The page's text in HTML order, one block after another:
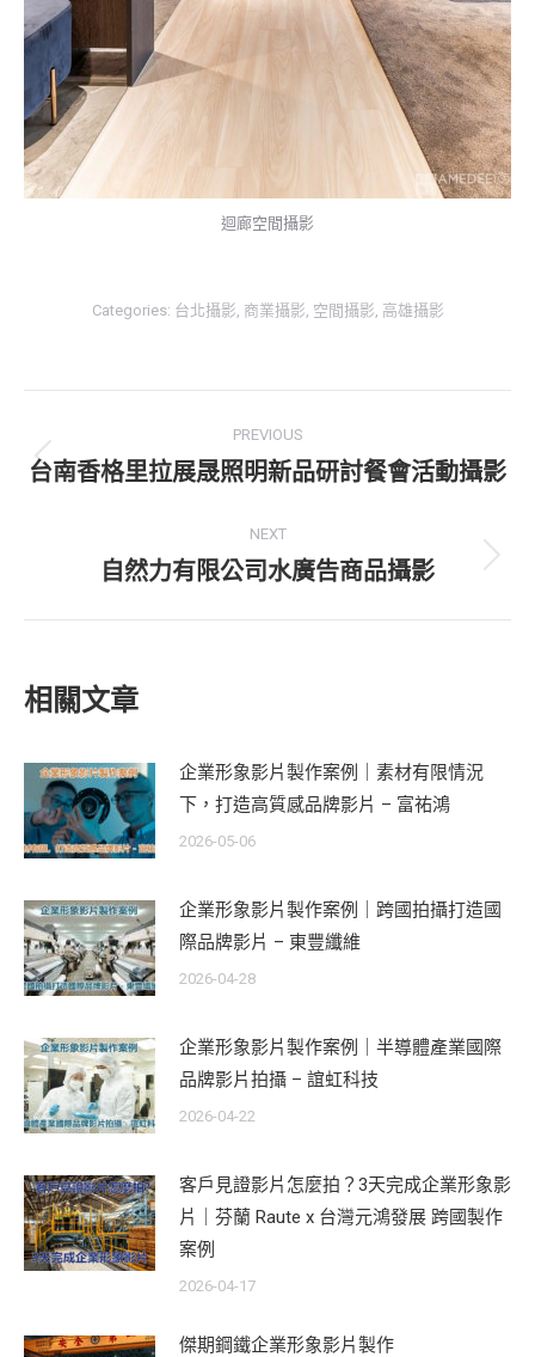
迴廊空間攝影
Categories: 台北攝影 商業攝影 空間攝影 高雄攝影
navigation
PREVIOUS
Previous
台南香格里拉展晟照明新品研討餐會活動攝影
NEXT
Next
自然力有限公司水廣告商品攝影
相關文章
企業形象影片製作案例｜素材有限情況
下，打造高質感品牌影片 – 富祐鴻
2026-05-06
企業形象影片製作案例｜跨國拍攝打造國
際品牌影片 – 東豐纖維
2026-04-28
企業形象影片製作案例｜半導體產業國際
品牌影片拍攝 – 誼虹科技
2026-04-22
客戶見證影片怎麼拍？3天完成企業形象影
片｜芬蘭 Raute x 台灣元鴻發展 跨國製作
案例
2026-04-17
傑期鋼鐵企業形象影片製作